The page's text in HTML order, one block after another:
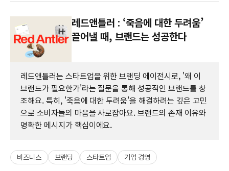
레드앤틀러 : ‘죽음에 대한 두려움’
끌어낼 때, 브랜드는 성공한다
레드앤틀러는 스타트업을 위한 브랜딩 에이전시로, '왜 이
브랜드가 필요한가'라는 질문을 통해 성공적인 브랜드를 창
조해요. 특히, '죽음에 대한 두려움'을 해결하려는 깊은 고민
으로 소비자들의 마음을 사로잡아요. 브랜드의 존재 이유와
명확한 메시지가 핵심이에요.
비즈니스 브랜딩 스타트업 기업 경영